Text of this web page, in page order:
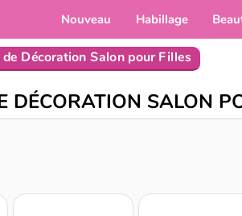
Nouveau Habillage
de Décoration Salon pour Filles
DÉCORATION SALON